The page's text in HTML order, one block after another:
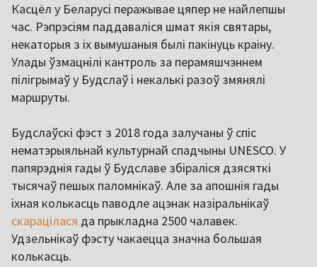
Касцёл у Беларусі перажывае цяпер не найлепшы
час. Рэпрэсіям паддаваліся шмат якія святары,
некаторыя з іх вымушаныя былі пакінуць краіну.
Улады ўзмацнілі кантроль за перамяшчэннем
пілігрымаў у Будслаў і некалькі разоў змянялі
маршруты.
Будслаўскі фэст з 2018 года залучаны ў спіс
нематэрыяльнай культурнай спадчыны UNESCO. У
папярэднія гады ў Будславе збіраліся дзясяткі
тысячаў пешых паломнікаў. Але за апошнія гады
іхная колькасць паводле ацэнак назіральнікаў
скарацілася да прыкладна 2500 чалавек.
Удзельнікаў фэсту чакаецца значна большая
колькасць.